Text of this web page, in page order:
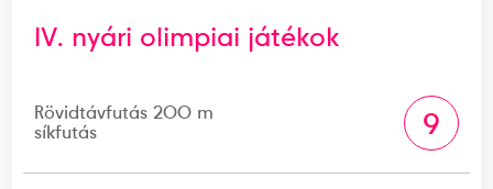
IV. nyári olimpiai játékok
Rövidtávfutás 200 m
síkfutás
9